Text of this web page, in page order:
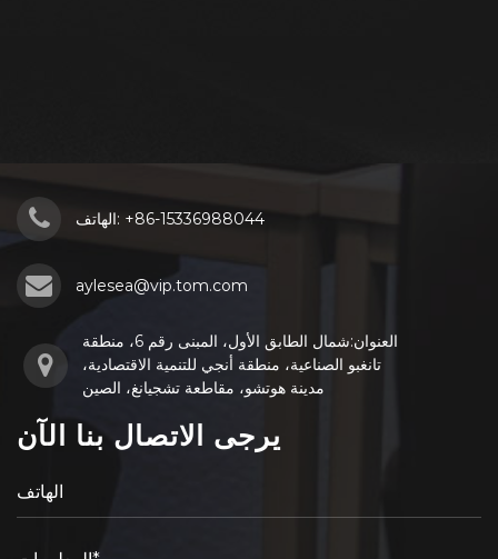
الهاتف: +86-15336988044
aylesea@vip.tom.com
العنوان:شمال الطابق الأول، المبنى رقم 6، منطقة
تانغبو الصناعية، منطقة أنجي للتنمية الاقتصادية،
مدينة هوتشو، مقاطعة تشجيانغ، الصين
يرجى الاتصال بنا الآن